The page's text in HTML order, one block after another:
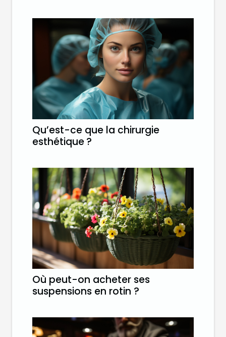
Qu’est-ce que la chirurgie
esthétique ?
Où peut-on acheter ses
suspensions en rotin ?